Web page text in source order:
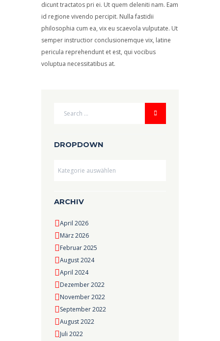
dicunt tractatos pri ei. Ut quem deleniti nam. Eam
id regione vivendo percipit. Nulla fastidii
philosophia cum ea, vix eu scaevola vulputate. Ut
semper instructior conclusionemque vix, latine
pericula reprehendunt et est, qui vocibus
voluptua necessitatibus at.
DROPDOWN
ARCHIV
April 2026
März 2026
Februar 2025
August 2024
April 2024
Dezember 2022
November 2022
September 2022
August 2022
Juli 2022